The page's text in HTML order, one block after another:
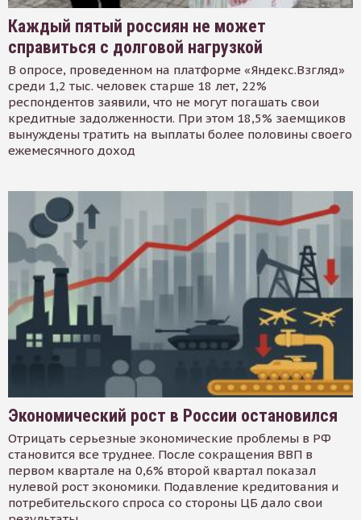
Каждый пятый россиян не может
справиться с долговой нагрузкой
В опросе, проведенном на платформе «Яндекс.Взгляд»
среди 1,2 тыс. человек старше 18 лет, 22%
респондентов заявили, что не могут погашать свои
кредитные задолженности. При этом 18,5% заемщиков
вынуждены тратить на выплаты более половины своего
ежемесячного доход
Экономический рост в России остановился
Отрицать серьезные экономические проблемы в РФ
становится все труднее. После сокращения ВВП в
первом квартале на 0,6% второй квартал показал
нулевой рост экономики. Подавление кредитования и
потребительского спроса со стороны ЦБ дало свои